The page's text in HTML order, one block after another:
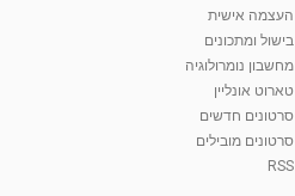
העצמה אישית
בישול ומתכונים
מחשבון נומרולוגיה
טארוט אונליין
סרטונים חדשים
סרטונים מובילים
RSS